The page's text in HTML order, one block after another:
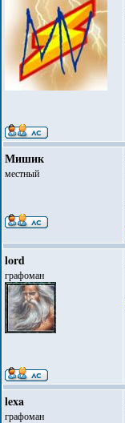
Мишик
местный
lord
графоман
lexa
графоман